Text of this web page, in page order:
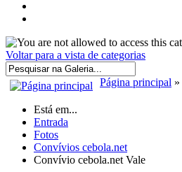
Voltar para a vista de categorias
Página principal »
Está em...
Entrada
Fotos
Convívios cebola.net
Convívio cebola.net Vale